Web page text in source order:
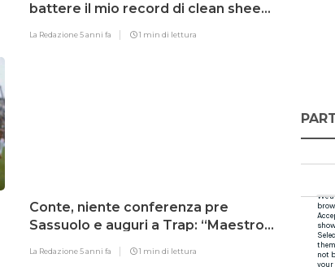
battere il mio record di clean sheet
in Europa: 35 partite”
La Redazione5 anni fa 1 min di lettura
Conte, niente conferenza pre
Sassuolo e auguri a Trap: “Maestro
La Redazione5 anni fa 1 min di lettura